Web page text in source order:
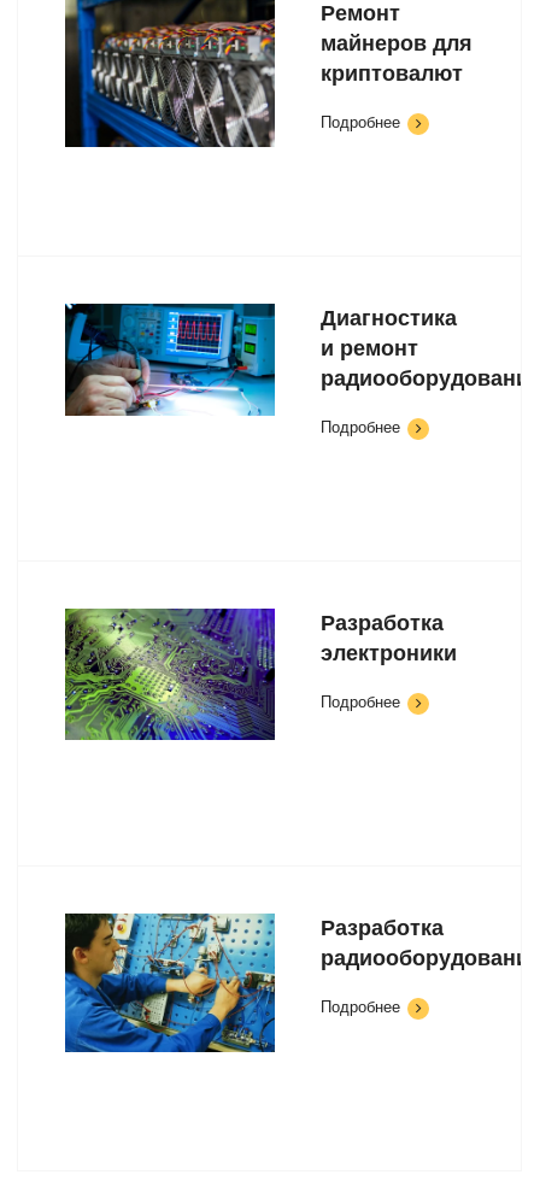
Ремонт
майнеров для
криптовалют
Подробнее
Диагностика
и ремонт
Подробнее
Разработка
электроники
Подробнее
Разработка
Подробнее